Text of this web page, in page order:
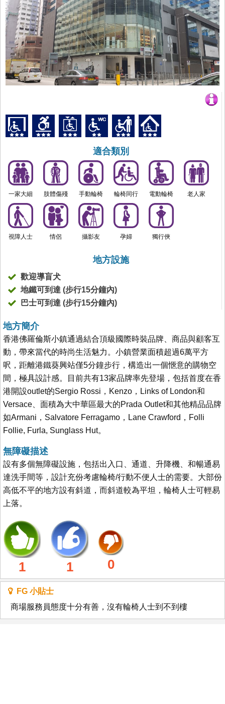
適合類別
一家大細 肢體傷殘 手動輪椅 輪椅同行 電動輪椅 老人家
視障人士 情侶 攝影友 孕婦 獨行俠
地方設施
歡迎導盲犬
地鐵可到達 (步行15分鐘內)
巴士可到達 (步行15分鐘內)
地方簡介
香港佛羅倫斯小鎮通過結合頂級國際時裝品牌、商品與顧客互
動，帶來當代的時尚生活魅力。小鎮營業面積超過6萬平方
呎，距離港鐵葵興站僅5分鐘步行，構造出一個愜意的購物空
間，極具設計感。目前共有13家品牌率先登場，包括首度在香
港開設outlet的Sergio Rossi，Kenzo，Links of London和
Versace、面積為大中華區最大的Prada Outlet和其他精品品牌
如Armani，Salvatore Ferragamo，Lane Crawford，Folli
Follie, Furla, Sunglass Hut。
無障礙描述
設有多個無障礙設施，包括出入口、通道、升降機、和暢通易
達洗手間等，設計充份考慮輪椅/行動不便人士的需要。大部份
高低不平的地方設有斜道，而斜道較為平坦，輪椅人士可輕易
上落。
1 1 0
FG 小貼士
商場服務員態度十分有善，沒有輪椅人士到不到樓